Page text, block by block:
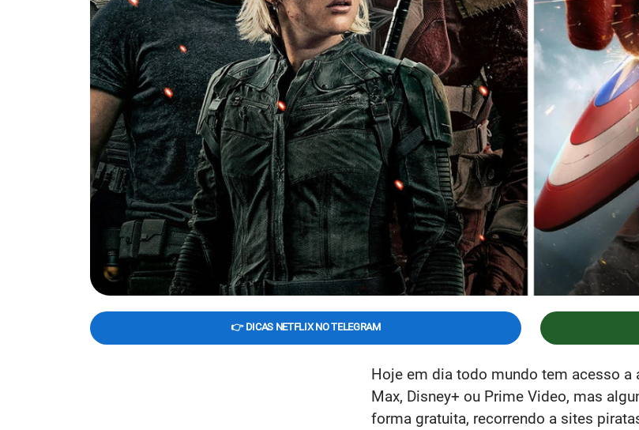
👉 DICAS NETFLIX NO TELEGRAM
Hoje em dia todo mundo tem acesso
Max, Disney+ ou Prime Video, mas
forma gratuita, recorrendo a sites